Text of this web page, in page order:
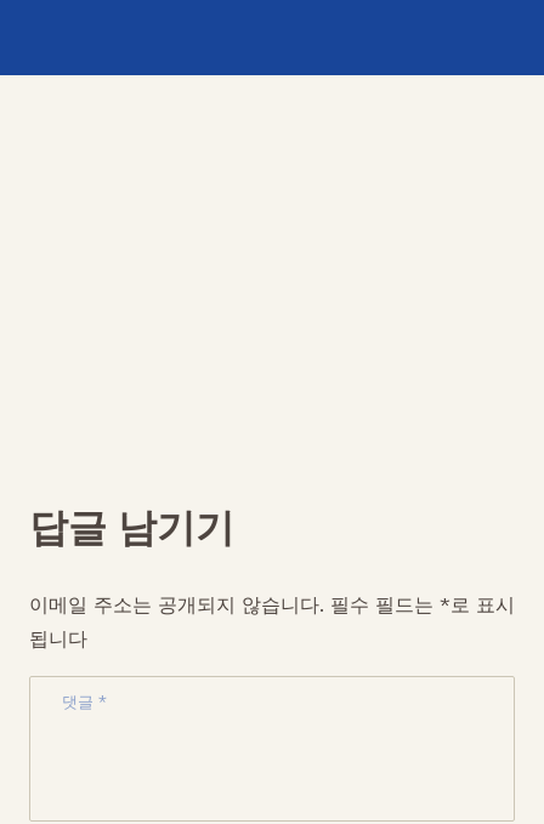
답글 남기기
이메일 주소는 공개되지 않습니다. 필수 필드는 *로 표시
됩니다